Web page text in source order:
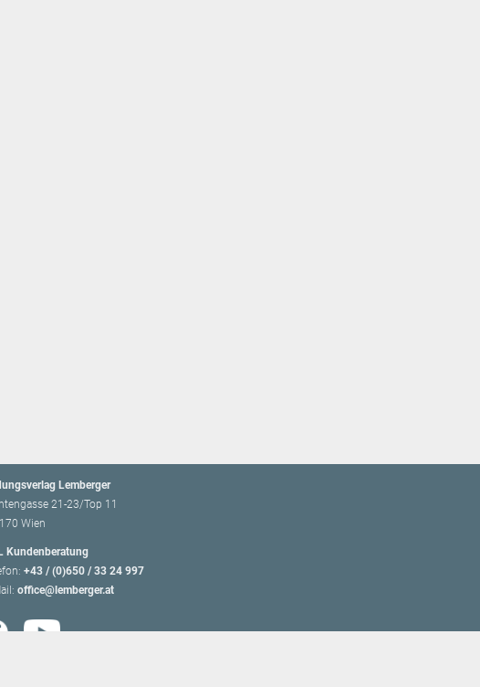
Lemberger
21-23/Top 11
Wien
Kundenberatung
+43 / (0)650 / 33 24 997
office@lemberger.at